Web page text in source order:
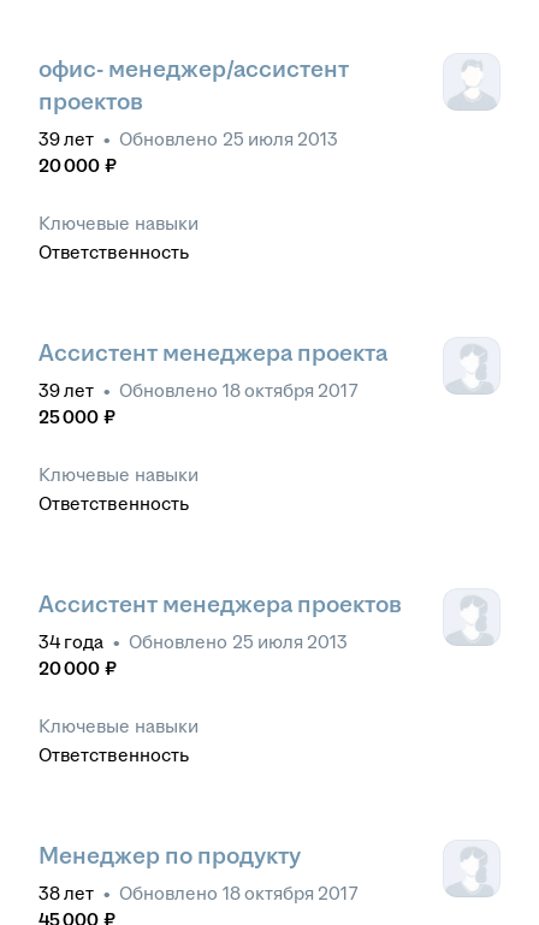
офис- менеджер/ассистент
проектов
39лет • Обновлено 25 июля 2013
20 000 ₽
Ключевые навыки
Ответственность
Ассистент менеджера проекта
39лет • Обновлено 18 октября 2017
25 000 ₽
Ключевые навыки
Ответственность
Ассистент менеджера проектов
34 года • Обновлено 25 июля 2013
20 000 ₽
Ключевые навыки
Ответственность
Менеджер по продукту
38лет • Обновлено 18 октября 2017
45 000 ₽